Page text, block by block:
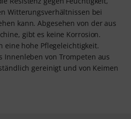
Witterungsverhältnissen bei
kann. Abgesehen von der aus
gibt es keine Korrosion.
eine hohe Pflegeleichtigkeit.
Innenleben von Trompeten aus
gereinigt und von Keimen